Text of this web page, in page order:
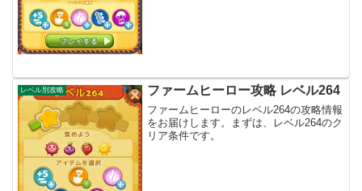
レベル別攻略 ファームヒーロー攻略 レベル264
ファームヒーローのレベル264の攻略情報
をお届けします。まずは、レベル264のク
リア条件です。